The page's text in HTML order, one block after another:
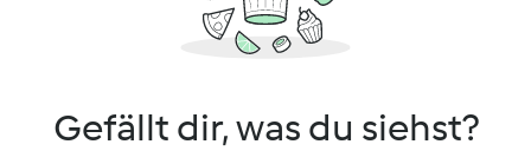
Gefällt dir, was du siehst?